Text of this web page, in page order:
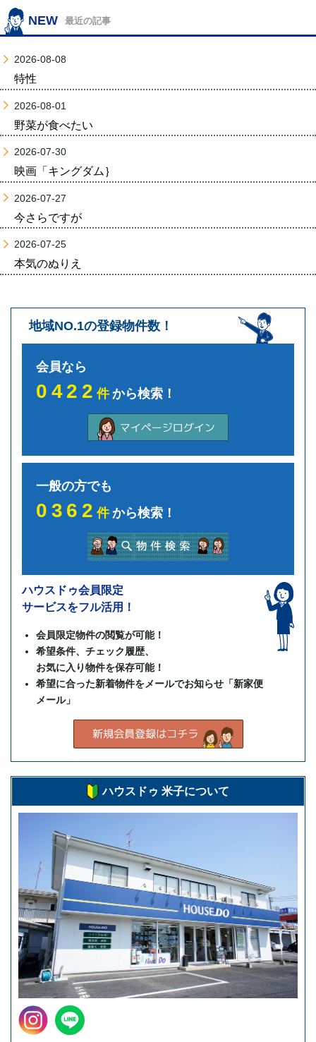
NEW 最近の記事
2026-08-08
特性
2026-08-01
野菜が食べたい
2026-07-30
映画「キングダム｝
2026-07-27
今さらですが
2026-07-25
本気のぬりえ
地域NO.1の登録物件数！
会員なら
0422件から検索！
一般の方でも
0362件から検索！
ハウスドゥ会員限定
サービスをフル活用！
会員限定物件の閲覧が可能！
希望条件、チェック履歴、
お気に入り物件を保存可能！
希望に合った新着物件をメールでお知らせ「新家便
メール」
ハウスドゥ 米子について